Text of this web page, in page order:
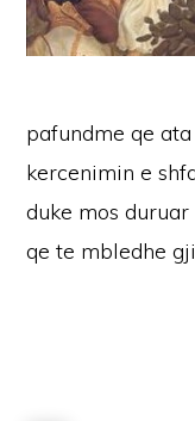
pafundme qe
kercenimin e
duke mos
qe te mbledhe